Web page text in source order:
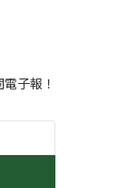
子報！